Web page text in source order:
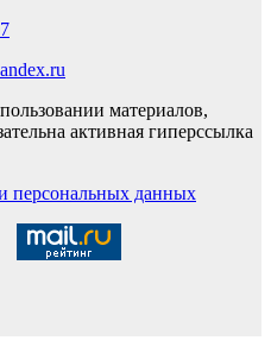
материалов,
активная гиперссылка
персональных данных